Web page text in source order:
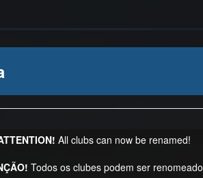
All clubs can now be renamed!
Todos os clubes podem ser